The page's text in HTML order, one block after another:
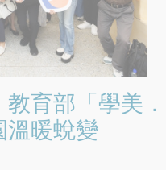
育部「學美．
溫暖蛻變